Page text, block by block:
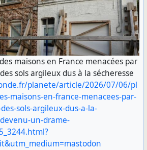
maisons en France menacées par
sols argileux dus à la sécheresse
planete/article/2026/07/06/pl
maisons-en-france-menacees-par-
sols-argileux-dus-a-la-
un-drame-